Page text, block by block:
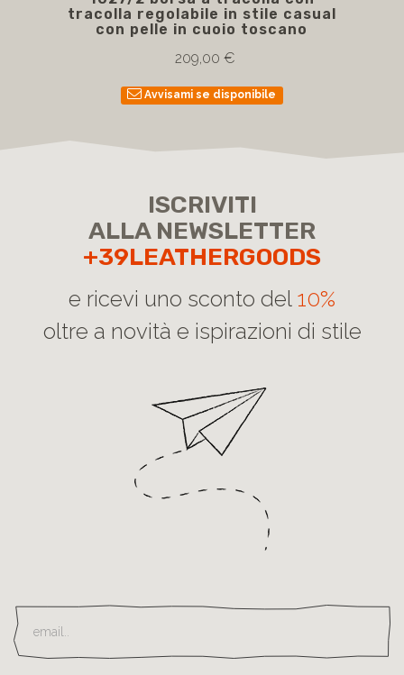
tracolla regolabile in stile casual
con pelle in cuoio toscano
209,00 €
Avvisami se disponibile
ISCRIVITI
ALLA NEWSLETTER
+39LEATHERGOODS
e ricevi uno sconto del 10%
oltre a novità e ispirazioni di stile